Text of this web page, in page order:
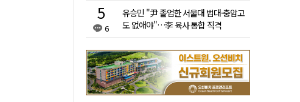
6
유승민 "尹 졸업한 서울대 법대·충암고
도 없애야"…李 육사 통합 직격